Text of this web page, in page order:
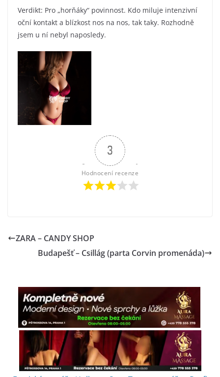
Verdikt: Pro „horňáky“ povinnost. Kdo miluje intenzivní
oční kontakt a blízkost nos na nos, tak taky. Rozhodně
jsem u ní nebyl naposledy.
3
Hodnocení recenze
ZARA – CANDY SHOP
Budapešť – Csillág (parta Corvin promenáda)